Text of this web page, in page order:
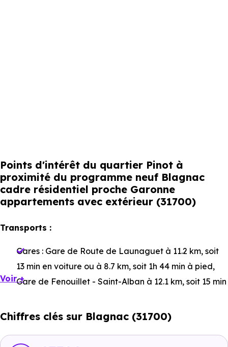
Points d'intérêt du quartier Pinot à
proximité du programme neuf Blagnac
cadre résidentiel proche Garonne
appartements avec extérieur (31700)
Transports :
Gares : Gare de Route de Launaguet à 11.2 km, soit
13 min en voiture ou à 8.7 km, soit 1h 44 min à pied,
Gare de Fenouillet - Saint-Alban à 12.1 km, soit 15 min
Lacourtensourtà 13.9 km, soit 16 min en voiture ou à
Voir +
Chiffres clés sur Blagnac (31700)